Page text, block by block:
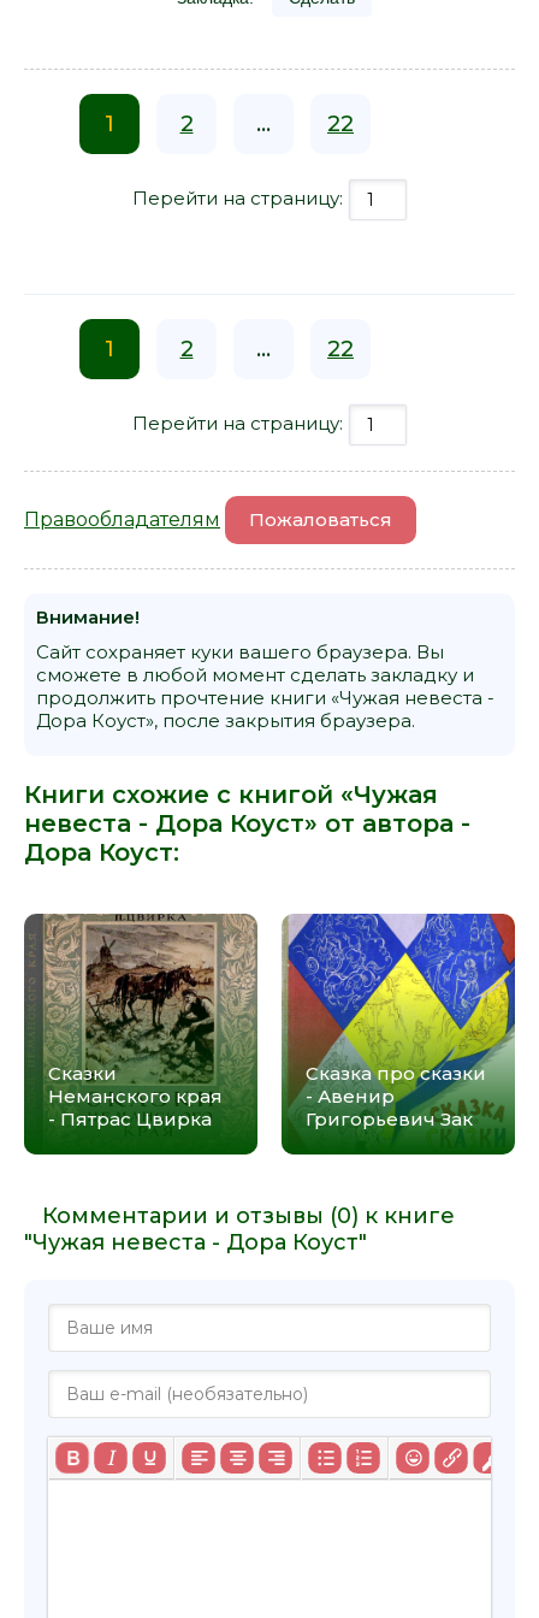
1 2 ... 22
Перейти на страницу:
1 2 ... 22
Перейти на страницу:
Правообладателям Пожаловаться
Внимание!
Сайт сохраняет куки вашего браузера. Вы
сможете в любой момент сделать закладку и
продолжить прочтение книги «Чужая невеста -
Дора Коуст», после закрытия браузера.
Книги схожие с книгой «Чужая
невеста - Дора Коуст» от автора -
Дора Коуст:
Сказки
Неманского края
- Пятрас Цвирка
Сказка про сказки
- Авенир
Григорьевич Зак
Комментарии и отзывы (0) к книге
"Чужая невеста - Дора Коуст"